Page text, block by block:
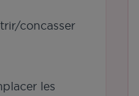
concasser
les